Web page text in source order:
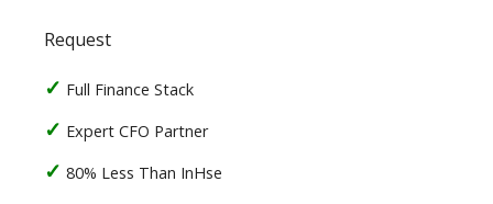
Request
Full Finance Stack
Expert CFO Partner
80% Less Than InHse